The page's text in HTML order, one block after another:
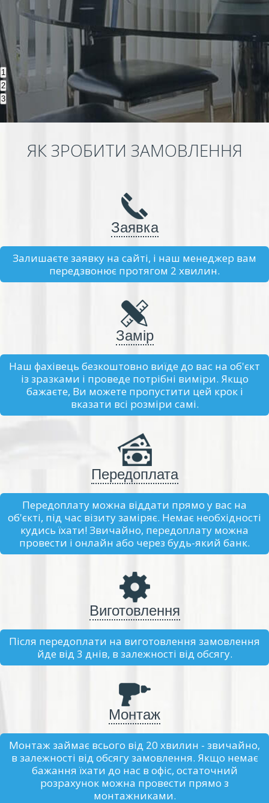
1
2
3
ЯК ЗРОБИТИ ЗАМОВЛЕННЯ
Заявка
Залишаєте заявку на сайті, і наш менеджер вам
передзвонює протягом 2 хвилин.
Замір
Наш фахівець безкоштовно виїде до вас на об'єкт
із зразками і проведе потрібні виміри. Якщо
бажаєте, Ви можете пропустити цей крок і
вказати всі розміри самі.
Передоплата
Передоплату можна віддати прямо у вас на
об'єкті, під час візиту заміряє. Немає необхідності
кудись їхати! Звичайно, передоплату можна
провести і онлайн або через будь-який банк.
Виготовлення
Після передоплати на виготовлення замовлення
йде від 3 днів, в залежності від обсягу.
Монтаж
Монтаж займає всього від 20 хвилин - звичайно,
в залежності від обсягу замовлення. Якщо немає
бажання їхати до нас в офіс, остаточний
розрахунок можна провести прямо з
монтажниками.